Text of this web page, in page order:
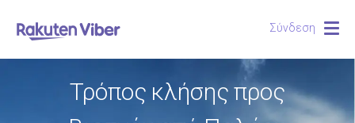
Σύνδεση
Τρόπος κλήσης προς